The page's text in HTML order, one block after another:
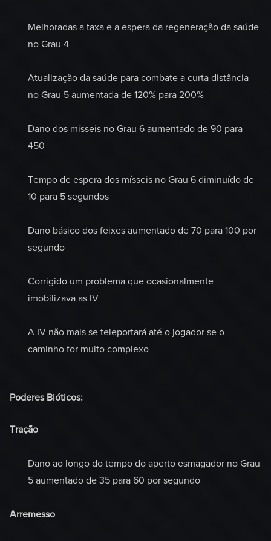
Melhoradas a taxa e a espera da regeneração da saúde
no Grau 4
Atualização da saúde para combate a curta distância
no Grau 5 aumentada de 120% para 200%
Dano dos mísseis no Grau 6 aumentado de 90 para
450
Tempo de espera dos mísseis no Grau 6 diminuído de
10 para 5 segundos
Dano básico dos feixes aumentado de 70 para 100 por
segundo
Corrigido um problema que ocasionalmente
imobilizava as IV
A IV não mais se teleportará até o jogador se o
caminho for muito complexo
Poderes Bióticos:
Tração
Dano ao longo do tempo do aperto esmagador no Grau
5 aumentado de 35 para 60 por segundo
Arremesso